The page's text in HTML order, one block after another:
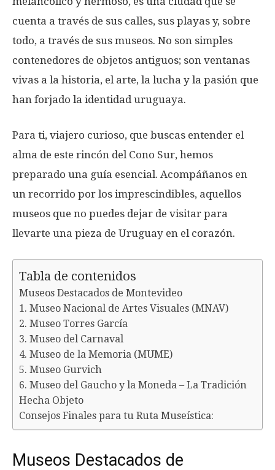
cuenta a través de sus calles, sus playas y, sobre
todo, a través de sus museos. No son simples
contenedores de objetos antiguos; son ventanas
vivas a la historia, el arte, la lucha y la pasión que
han forjado la identidad uruguaya.
Para ti, viajero curioso, que buscas entender el
alma de este rincón del Cono Sur, hemos
preparado una guía esencial. Acompáñanos en
un recorrido por los imprescindibles, aquellos
museos que no puedes dejar de visitar para
llevarte una pieza de Uruguay en el corazón.
Tabla de contenidos
Museos Destacados de Montevideo
1. Museo Nacional de Artes Visuales (MNAV)
2. Museo Torres García
3. Museo del Carnaval
4. Museo de la Memoria (MUME)
5. Museo Gurvich
6. Museo del Gaucho y la Moneda – La Tradición
Hecha Objeto
Consejos Finales para tu Ruta Museística:
Museos Destacados de